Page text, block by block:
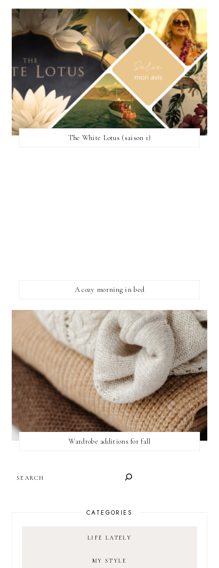
The White Lotus (saison 1)
A cozy morning in bed
Wardrobe additions for fall
CATEGORIES
LIFE LATELY
MY STYLE